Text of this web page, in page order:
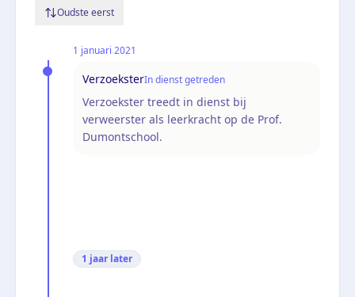
Oudste eerst
1 januari 2021
VerzoeksterIn dienst getreden
Verzoekster treedt in dienst bij
verweerster als leerkracht op de Prof.
Dumontschool.
1 jaar later